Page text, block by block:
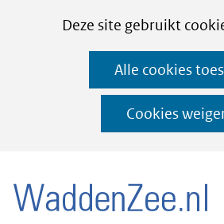
CookiesDeze site gebruikt
deze
Alle cookies
Cookies
Ga
naar
de